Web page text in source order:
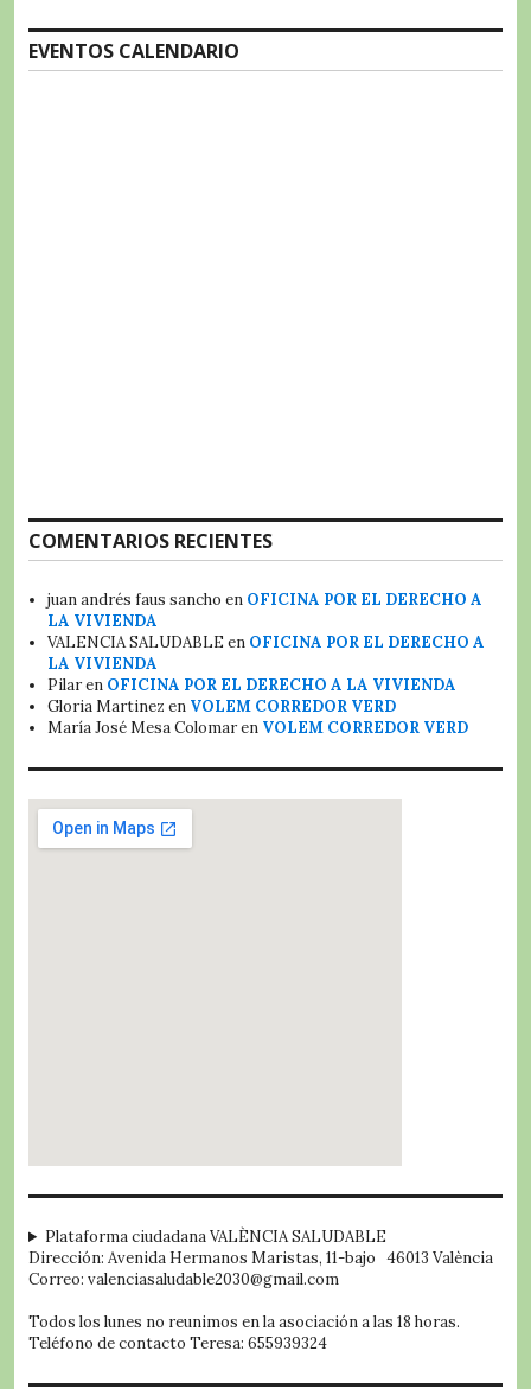
EVENTOS CALENDARIO
COMENTARIOS RECIENTES
juan andrés faus sancho en OFICINA POR EL DERECHO A
LA VIVIENDA
VALENCIA SALUDABLE en OFICINA POR EL DERECHO A
LA VIVIENDA
Pilaren OFICINA POR EL DERECHO A LA VIVIENDA
Gloria Martinez en VOLEM CORREDOR VERD
María José Mesa Colomaren VOLEM CORREDOR VERD
Plataforma ciudadana VALÈNCIA SALUDABLE
Dirección: Avenida Hermanos Maristas, 11-bajo 46013 València
Correo: valenciasaludable2030@gmail.com
Todos los lunes no reunimos en la asociación a las 18 horas.
Teléfono de contacto Teresa: 655939324